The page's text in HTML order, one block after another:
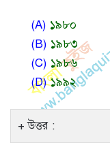
(A) ১৯৮০
(B) ১৯৮৩
(C) ১৯৮৬
(D)১৯৯২
উত্তর :